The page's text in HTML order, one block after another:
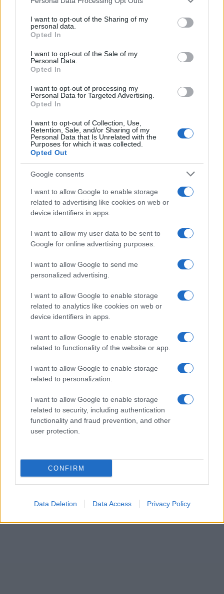
not limited to your visit or usage behaviour. You may click to
grant or deny consent to Google and its third-party tags to
use your data for below specified purposes in below Google
consent section.
I want to opt-out of the Sharing of my
personal data.
Opted In
I want to opt-out of the Sale of my
Personal Data.
Opted In
I want to opt-out of processing my
Personal Data for Targeted Advertising.
Opted In
I want to opt-out of Collection, Use,
Retention, Sale, and/or Sharing of my
Personal Data that Is Unrelated with the
Purposes for which it was collected.
Opted Out
Google consents
I want to allow Google to enable storage
related to advertising like cookies on web or
device identifiers in apps.
I want to allow my user data to be sent to
Google for online advertising purposes.
I want to allow Google to send me
personalized advertising.
I want to allow Google to enable storage
related to analytics like cookies on web or
device identifiers in apps.
I want to allow Google to enable storage
related to functionality of the website or app.
I want to allow Google to enable storage
related to personalization.
I want to allow Google to enable storage
related to security, including authentication
functionality and fraud prevention, and other
user protection.
CONFIRM
Data Deletion Data Access Privacy Policy
dollárra nőtt. Közvetlenül nyitás után
mindkét típus ára magasabban is állt.
A szaúdi olajkitermelés átmenetileg több
mint a felére csökkent, miután a jemeni húszi
lázadók szombaton dróntámadásokat
intéztek két szaúdi olajterminál ellen.
Világszinten ez 5 százalékos ideiglenes
kínálatcsökkenést jelent.
Donald Trump amerikai elnök vasárnap este
már bejelentette, hogy mivel a Szaúd-Arábia
elleni támadásnak hatása lesz az olajárakra,
felhatalmazta az energetikai tárcát és az
illetékes hivatalokat az amerikai stratégiai
olajtartalék (SPR) megnyitására szükség
esetén.
Mint azt portálunk is megírta, Mike Pompeo
amerikai külügyminiszter Irán felelősségét
egy mikroblog-bejegyzésében a
szaúdi cég elleni támadások kapcsán.
Az Izraeli Véderő csak „hollywoodi
hadsereg” – üzente a Hezbollah feje
(Cikkünk címlapképén Szalmán bin Abdel-Azíz
szaúd-arábiai király és Donald Trump amerikai
elnök kezet fog az országaik közötti
együttműködési szerződések aláírása után